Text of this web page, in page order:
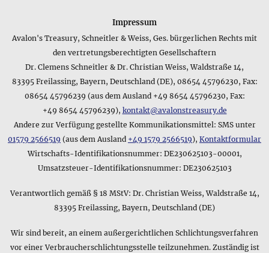
ungeknotetem Faden hat einen Durchmesser von ca. 3,5
*cm*; die Ohrhaken sind jeweils ca. 5,5 *cm* lang; die
einzelnen Schliffperlen aus Glas haben einen Durchmesser
von ca. 3 *mm*
Wie lautet die Kurzangabe zum Lieferumfang für das
Produkt Crux Decussata • Ohrhaken?
Für einen schnellen Überblick über den Lieferumfang des
Produkts Crux Decussata • Ohrhaken bietet sich folgende
Kurzfassung an: mit Schmuckbeutel. Sollten Sie sich für
weitere Details interessieren, können Sie im oberen Bereich
dieser Produktseite mehr Informationen finden wie z.B. die
Größe oder das verwendete Material der Verpackung.
Gibt es eine kurze Zusammenfassung zum Material des
Produkts Crux Decussata • Ohrhaken?
enthält als Kurzfassung für das Material folgendes:
Feuerpoliertes Glas. Bitte beachten Sie, dass diese Angabe
Impressum
Avalon's Treasury, Schneitler & Weiss, Ges. bürgerlichen Rechts mit
den vertretungsberechtigten Gesellschaftern
Dr. Clemens Schneitler & Dr. Christian Weiss, Waldstraße 14,
83395 Freilassing, Bayern, Deutschland (DE), 08654 45796230, Fax:
08654 45796239 (aus dem Ausland +49 8654 45796230, Fax:
+49 8654 45796239), kontakt@avalonstreasury.de
Andere zur Verfügung gestellte Kommunikationsmittel: SMS unter
01579 2566519 (aus dem Ausland +49 1579 2566519), Kontaktformular
Wirtschafts-Identifikationsnummer: DE230625103-00001,
Umsatzsteuer-Identifikationsnummer: DE230625103
Verantwortlich gemäß § 18 MStV: Dr. Christian Weiss, Waldstraße 14,
83395 Freilassing, Bayern, Deutschland (DE)
Wir sind bereit, an einem außergerichtlichen Schlichtungsverfahren
vor einer Verbraucherschlichtungsstelle teilzunehmen. Zuständig ist